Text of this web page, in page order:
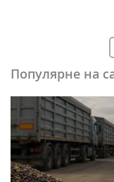
Популярне на